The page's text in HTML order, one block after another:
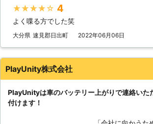
株式会社S&Sは
います。 深夜や
間帯に車のバッテ
ができるので、お
けなくなるかも
消いたします。 もしも車のバッテリ
がお客様により良
を何度も反復する
けられるようになっ
★★★★★ 4
よく喋る方でした笑
大分県 速見郡日出町 2022年06月06日
PlayUnity株式会社
PlayUnityは車のバッテリー上がりで連絡いた
付けます！